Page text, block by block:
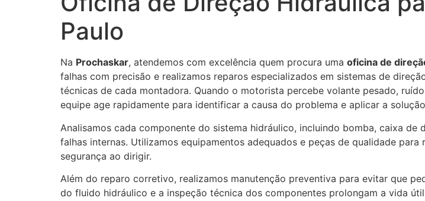
Paulo
Na Prochaskar, atendemos com excelência quem procura uma oficina de
falhas com precisão e realizamos reparos especializados em sistemas de
técnicas de cada montadora. Quando o motorista percebe volante pesado,
equipe age rapidamente para identificar a causa do problema e aplicar a
Analisamos cada componente do sistema hidráulico, incluindo bomba, caixa
falhas internas. Utilizamos equipamentos adequados e peças de qualidade
segurança ao dirigir.
Além do reparo corretivo, realizamos manutenção preventiva para evitar que
do fluido hidráulico e a inspeção técnica dos componentes prolongam a vida